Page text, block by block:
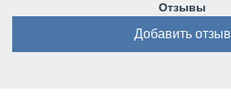
Отзывы
Добавить отзыв